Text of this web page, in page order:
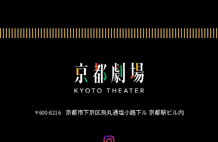
〒600-8216 京都市下京区烏丸通塩小路下ル 京都駅ビル内